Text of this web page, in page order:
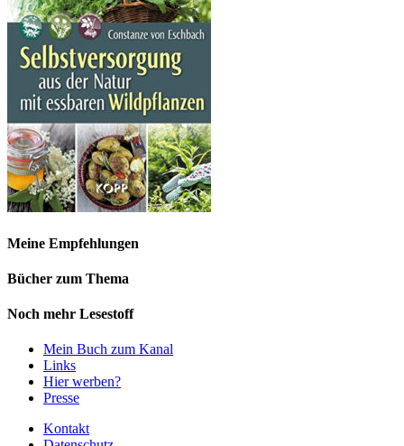
Meine Empfehlungen
Bücher zum Thema
Noch mehr Lesestoff
Mein Buch zum Kanal
Links
Hier werben?
Presse
Kontakt